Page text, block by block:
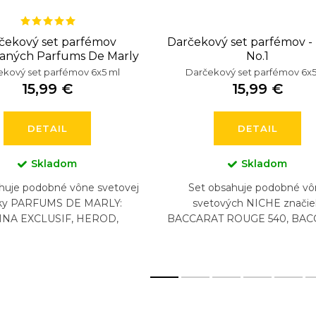
set parfémov
Parfums De Marly
set parfémov 6x5 ml
15,99 €
DETAIL
Skladom
podobné vône svetovej
PARFUMS DE MARLY:
EXCLUSIF, HEROD,
Darčekový set parfémov -
No.1
Darčekový set parfémov
15,99 €
DETAIL
Skladom
Set obsahuje podobné
svetových NICHE
BACCARAT ROUGE 540,